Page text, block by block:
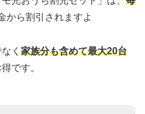
から割引されますよ
く 家族分も含めて最大20台
です。